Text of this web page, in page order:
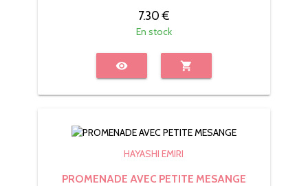
7.30 €
En stock
visibility shopping_cart
HAYASHI EMIRI
PROMENADE AVEC PETITE MESANGE